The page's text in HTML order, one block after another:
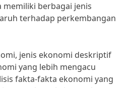
berbagai jenis
terhadap perkembangan
jenis ekonomi deskriptif
yang lebih mengacu
fakta-fakta ekonomi yang